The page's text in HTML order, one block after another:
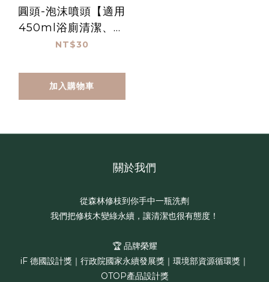
圓頭-泡沫噴頭【適用
450ml浴廁清潔、廚
房清潔、手洗精】-28
入贈點及滿額額計算】
NT$30
加入購物車
關於我們
從森林修枝到你手中一瓶洗劑
我們把修枝木變綠永續，讓清潔也很有態度！
🏆 品牌榮耀
iF 德國設計獎｜行政院國家永續發展獎｜環境部資源循環獎｜
OTOP產品設計獎